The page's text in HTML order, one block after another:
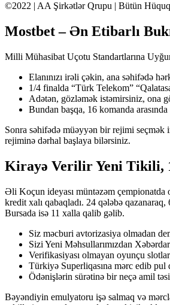
©2022 | AA Şirkətlər Qrupu | Bütün
Mostbet – Ən Etibarlı
Milli Mühasibat Uçotu Standartlarına
Elanınızı irəli çəkin, ana səhifədə
1/4 finalda “Türk Telekom”
Adətən, gözləmək istəmirsiniz, ona
Bundan başqa, 16 komanda
Sonra səhifədə müəyyən bir rejimi
rejiminə dərhal başlaya bilərsiniz.
Kirayə Verilir Yeni Tikili,
Əli Koçun ideyası müntəzəm çempionatda
kredit xalı qabaqladı. 24 qələbə
Bursada isə 11 xalla qalib gəlib.
Siz məcburi avtorizasiya olmadan
Sizi Yeni Məhsullarımızdan
Verifikasiyası olmayan oyunçu
Türkiyə Superliqasına mərc edib
Ödənişlərin sürətinə bir neçə amil
Bəyəndiyin emulyatoru işə salmaq və